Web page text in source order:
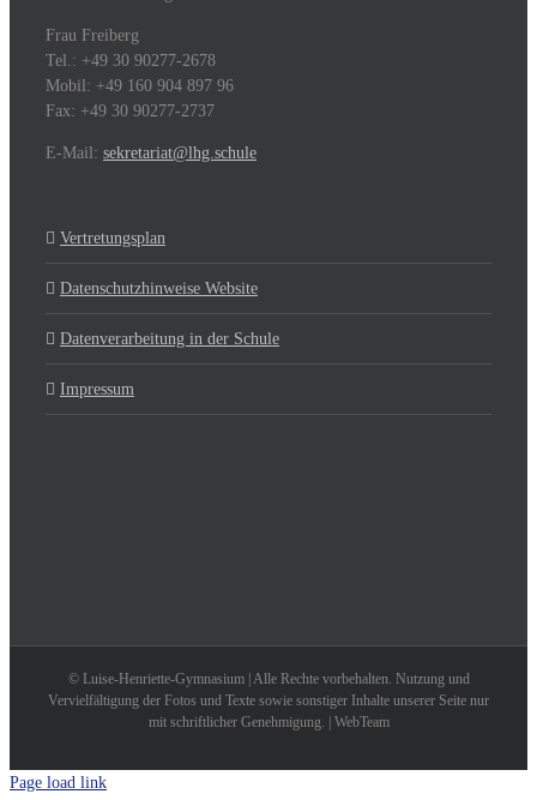
Frau Freiberg
Tel.: +49 30 90277-2678
Mobil: +49 160 904 897 96
Fax: +49 30 90277-2737
E-Mail: sekretariat@lhg.schule
Vertretungsplan
Datenschutzhinweise Website
Datenverarbeitung in der Schule
Impressum
© Luise-Henriette-Gymnasium | Alle Rechte vorbehalten. Nutzung und
Vervielfältigung der Fotos und Texte sowie sonstiger Inhalte unserer Seite nur
mit schriftlicher Genehmigung. | WebTeam
Page load link